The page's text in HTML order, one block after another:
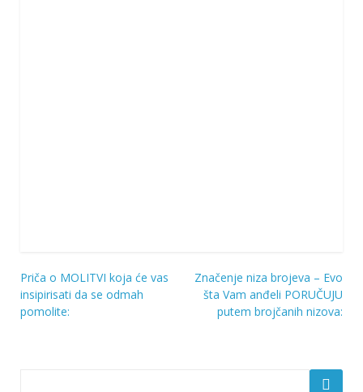
Navigacija
objava
Priča o MOLITVI koja će vas
insipirisati da se odmah
pomolite:
Značenje niza brojeva – Evo
šta Vam anđeli PORUČUJU
putem brojčanih nizova: